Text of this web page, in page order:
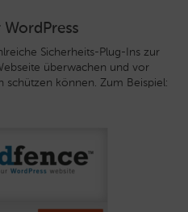
Sicherheits-Plug-Ins zur
überwachen und vor
können. Zum Beispiel: